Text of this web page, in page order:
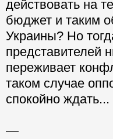
действовать на
бюджет и таким
Украины? Но
представителей
переживает
таком случае
спокойно ждать...
—